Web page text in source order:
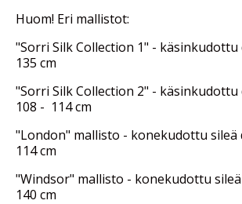
Huom! Eri mallistot:
"Sorri Silk Collection 1" - käsinkudottu
135 cm
"Sorri Silk Collection 2" - käsinkudottu
108 - 114 cm
"London" mallisto - konekudottu sileä
114 cm
"Windsor" mallisto - konekudottu
140 cm